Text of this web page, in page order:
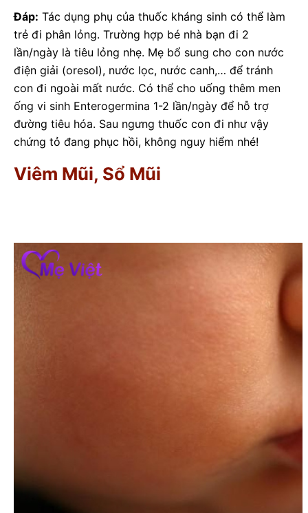
Đáp: Tác dụng phụ của thuốc kháng sinh có thể làm
trẻ đi phân lỏng. Trường hợp bé nhà bạn đi 2
lần/ngày là tiêu lỏng nhẹ. Mẹ bổ sung cho con nước
điện giải (oresol), nước lọc, nước canh,… để tránh
con đi ngoài mất nước. Có thể cho uống thêm men
ống vi sinh Enterogermina 1-2 lần/ngày để hỗ trợ
đường tiêu hóa. Sau ngưng thuốc con đi như vậy
chứng tỏ đang phục hồi, không nguy hiểm nhé!
Viêm Mũi, Sổ Mũi